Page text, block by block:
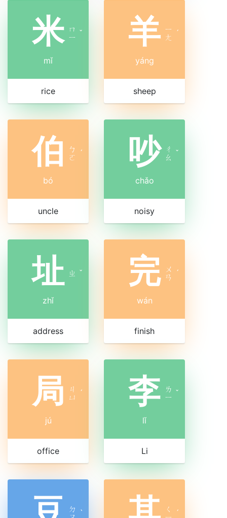
米 ㄇ
ㄧ ˇ
mǐ
rice
羊 ㄧ
ㄤ ˊ
yáng
sheep
伯
ㄅ
ㄛ ˊ
bó
uncle
吵 ㄔ
ㄠ ˇ
chǎo
noisy
址 ㄓ ˇ
zhǐ
address
完 ㄨ
ㄢ ˊ
wán
finish
局
ㄐ
ㄩ ˊ
jú
office
李 ㄌ
ㄧ ˇ
lǐ
Li
ㄉ ˋ
ㄑ
ˊ